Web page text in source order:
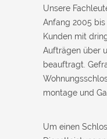
Unsere
Anfang 2005
Kunden mit
Aufträgen über
beauftragt.
montage und
Um einen